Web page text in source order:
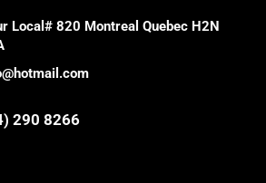
Local# 820 Montreal Quebec H2N
290 8266